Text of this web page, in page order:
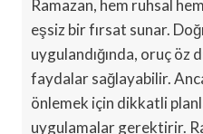
Ramazan, hem ruhsal
eşsiz bir fırsat sunar.
uygulandığında, oruç öz
faydalar sağlayabilir.
önlemek için dikkatli
uygulamalar gerektirir.